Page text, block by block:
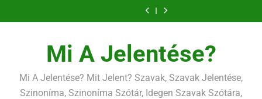
a
Mi A Jelentése?
Mi A Jelentése? Mit Jelent? Szavak, Szavak Jelentése,
Szinoníma, Szinoníma Szótár, Idegen Szavak Szótára,